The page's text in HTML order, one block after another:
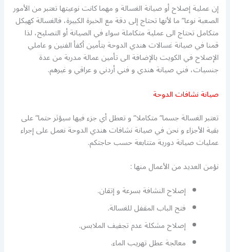
إن عملية إصلاح أو صيانة الغسالة و مهما كانت نوعيتها تعتبر من الأمور
الصعبة نوعا” ما لأنها تحتاج إلى دقة مع الخبرة الكبيرة، فالغسالة كهيكل
متكامل تحتاج الى عملية متكاملة سواء في الصيانة أو التصليح، لذا
قمنا في صيانة غسالات هندي الدوحة بتأمين أكفأ الفنين و عاملي
الإصلاح في الكويت بالإضافة الى تأمين عمالة مدربة من عدة
جنسيات، فني صيانة هندي و فني أردني و عراقي و غيرهم.
صيانة نشافات الدوحة
تعتبر الغسالة جسما” متكاملا” و تعطل أي جزء فيها سيؤثر حتما” على
بقية الأجزاء و نحن في صيانة نشافات هندي الدوحة نعمل على إجراء
عمليات صيانة دورية متتابعة حسب حاجتكم.
نؤمن العديد من الأعمال منها :
إصلاح النشافة بسرعة و إتقان.
فتح الباب المقفل للغسالة.
إصلاح مشكلة عدم تجفيف الملابس.
معالجة عطل تهريب الماء.